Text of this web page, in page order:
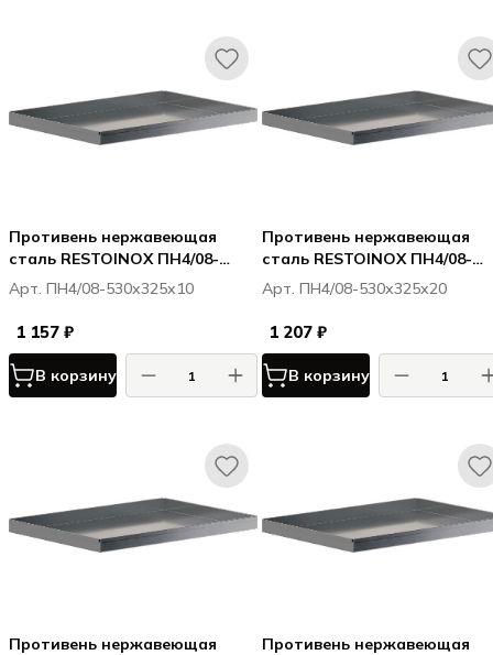
Противень нержавеющая
сталь RESTOINOX ПН4/08-
530х325х10
Арт. ПН4/08-530х325х10
1 157 ₽
В корзину
Противень нержавеющая
сталь RESTOINOX ПН4/08-
530х325х20
Арт. ПН4/08-530х325х20
1 207 ₽
В корзину
Противень нержавеющая
Противень нержавеющая